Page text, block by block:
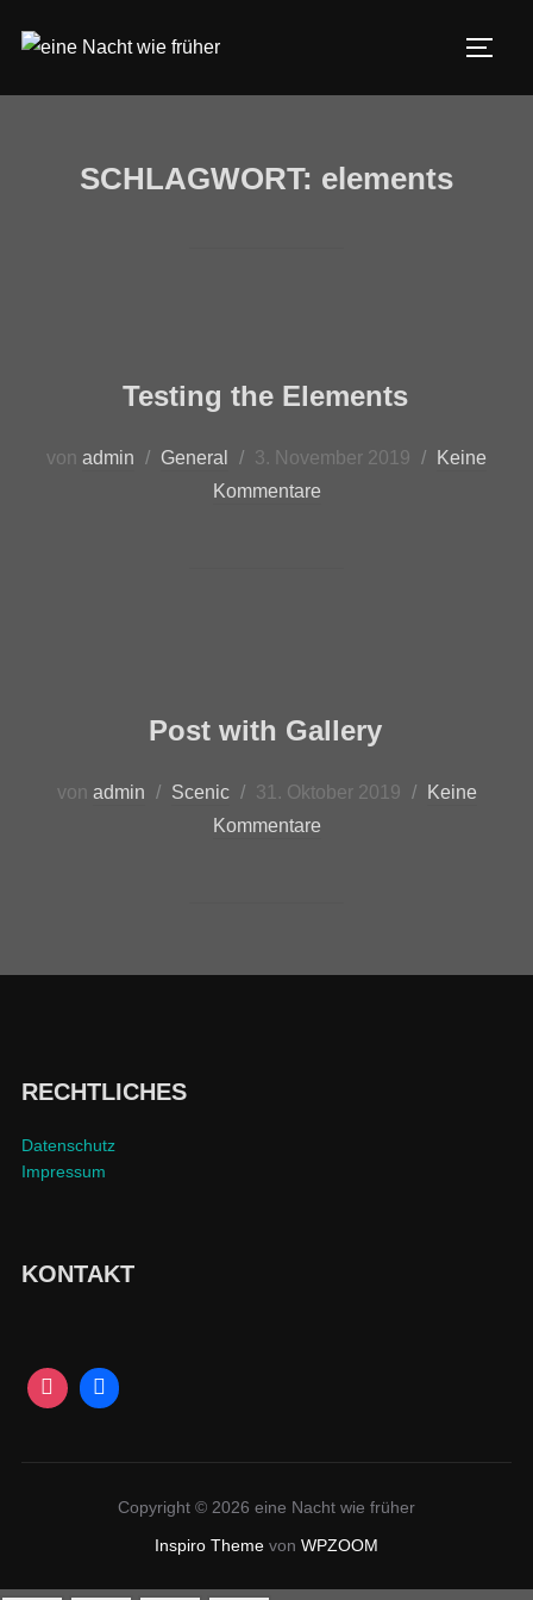
SCHLAGWORT: elements
Testing the Elements
von admin General 3. November 2019
Keine
Kommentare
Post with Gallery
von admin Scenic 31. Oktober 2019
Keine
Kommentare
RECHTLICHES
Datenschutz
Impressum
KONTAKT
Copyright © 2026 eine Nacht wie früher
Inspiro Theme von WPZOOM